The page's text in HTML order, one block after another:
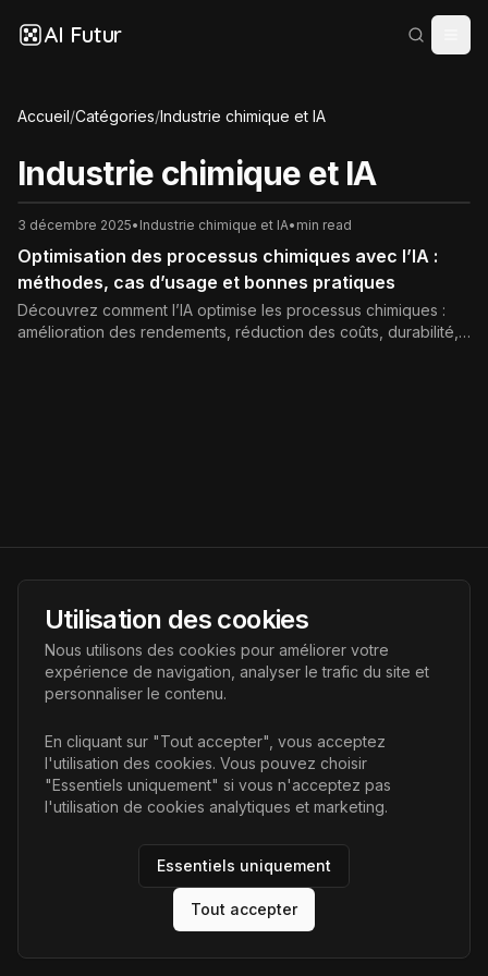
AI Futur
Accueil/Catégories/Industrie chimique et IA
Industrie chimique et IA
3 décembre 2025• Industrie chimique et IA• min read
Optimisation des processus chimiques avec l’IA :
méthodes, cas d’usage et bonnes pratiques
Découvrez comment l’IA optimise les processus chimiques :
amélioration des rendements, réduction des coûts, durabilité,
AI Futur
Portail de l'avenir de l'intelligence artificielle, vous aidant à
découvrir les dernières technologies IA.
Liens
Accueil
Articles
AI Futur. Tous droits réservés.
Utilisation des cookies
Nous utilisons des cookies pour améliorer votre
expérience de navigation, analyser le trafic du site et
personnaliser le contenu.
En cliquant sur "Tout accepter", vous acceptez
l'utilisation des cookies. Vous pouvez choisir
"Essentiels uniquement" si vous n'acceptez pas
l'utilisation de cookies analytiques et marketing.
Essentiels uniquement
Tout accepter